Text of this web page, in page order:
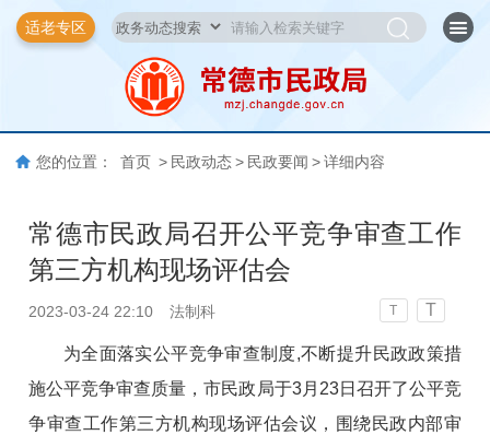
适老专区
您的位置： 首页 > 民政动态 > 民政要闻 > 详细内容
常德市民政局召开公平竞争审查工作
第三方机构现场评估会
2023-03-24 22:10 法制科 T T
为全面落实公平竞争审查制度,不断提升民政政策措
施公平竞争审查质量，市民政局于3月23日召开了公平竞
争审查工作第三方机构现场评估会议，围绕民政内部审